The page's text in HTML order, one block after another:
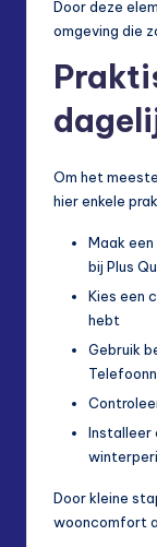
Door deze
omgeving die
Om het
hier enkele
Maak
bij Plus
Kies een
hebt
Gebruik
Installeer
Door kleine
wooncomfort